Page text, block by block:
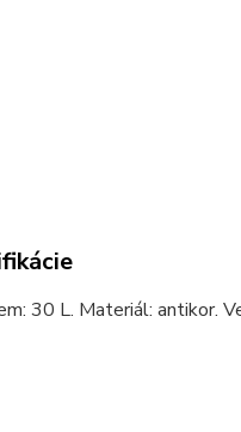
30 L. Materiál: antikor.